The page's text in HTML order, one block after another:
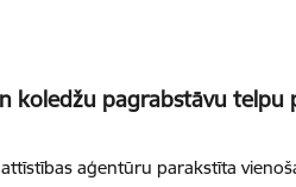
pagrabstāvu telpu
aģentūru parakstīta